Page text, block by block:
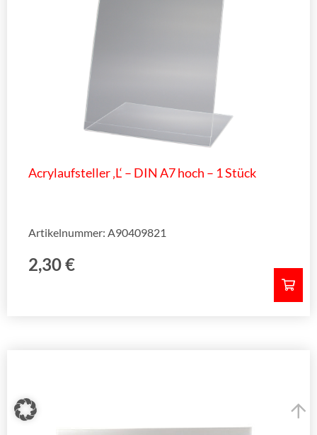
Acrylaufsteller ‚L‘ – DIN A7 hoch – 1 Stück
2,30€
Artikelnummer: A90409821